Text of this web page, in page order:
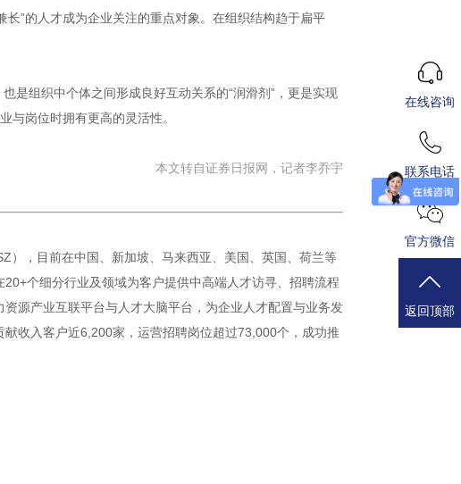
”的人才成为企业关注的重点对象。在组织结构趋于扁平
是组织中个体之间形成良好互动关系的“润滑剂”，更是实现
与岗位时拥有更高的灵活性。
本文转自证券日报网，记者李乔宇
），目前在中国、新加坡、马来西亚、美国、英国、荷兰等
个细分行业及领域为客户提供中高端人才访寻、招聘流程
源产业互联平台与人才大脑平台，为企业人才配置与业务发
收入客户近6,200家，运营招聘岗位超过73,000个，成功推
在线咨询
联系电话
官方微信
返回顶部